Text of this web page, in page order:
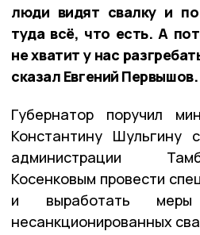
люди видят свалку и
туда всё, что есть. А
не хватит у нас
сказал Евгений Первышов.
Губернатор поручил
Константину Шульгину
администрации
Косенковым провести
и выработать
несанкционированных